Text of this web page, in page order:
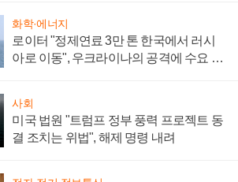
화학·에너지
로이터 "정제연료 3만 톤 한국에서 러시
아로 이동", 우크라이나의 공격에 수요 늘
사회
미국 법원 "트럼프 정부 풍력 프로젝트 동
결 조치는 위법", 해제 명령 내려